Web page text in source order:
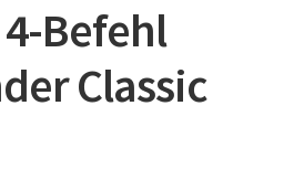
Befehl
Classic